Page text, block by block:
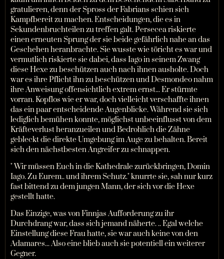
gratulieren, denn der Spross der Fabrians schien sich
Kampfbereit zu machen. Entscheidungen, die es in
Sekundenbruchteilen zu treffen galt. Persecea riskierte
einen erneuten Sprung der sie beide gefährlich nahe an das
Geschehen heranbrachte. Sie wusste wie töricht es war und
vermutlich riskierte sie dabei, dass Iago in seinem Zwang
diese Hexe zu beschützen auch nach ihnen ausholte. Doch
war es ihre Pflicht ihn zu beschützen und Desmondeo nahm
ihre Anweisung offensichtlich extrem ernst... Er stürmte
vorran. Kopflos wie er war, doch vielleicht verschaffte ihnen
das ein paar entscheidende Augenblicke. Während sie sich
lediglich bemühen konnte, möglichst unbeeinflusst von dem
Kräfteverlust heranzueilen und Bedrohlich die Zähne
gebleckt die direkte Umgebung im Auge zu behalten. Bereit
sich den nächstbesten Angreifer zu schnappen.
" Wir müssen Euch in die Kathedrale zurückbringen, Domin
Iago. Zu Eurem.. und ihrem Schutz." knurrte sie, sah nur kurz
fast bittend zu dem jungen Mann, der sich vor die Hexe
gestellt hatte.
Das Einzige, was von Finnjas Aufforderung zu ihr
Durchdrang war, dass sich jemand näherte. .. Egal welche
Einstellung diese Frau hatte, sie war auch keine von den
Adamares... Also eine blieb auch sie potentiell ein weiterer
Gegner.